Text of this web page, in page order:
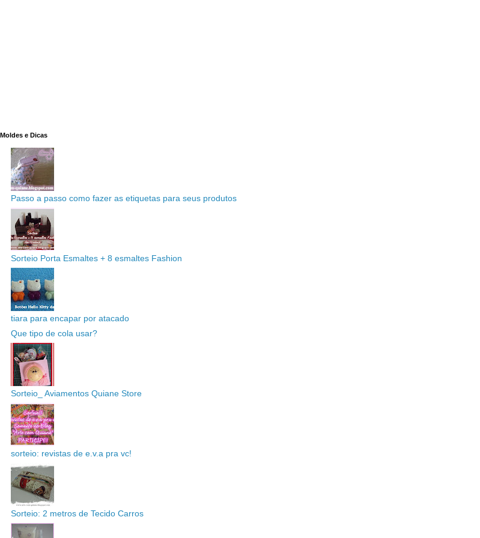
Moldes e Dicas
Passo a passo como fazer as etiquetas para seus produtos
Sorteio Porta Esmaltes + 8 esmaltes Fashion
tiara para encapar por atacado
Que tipo de cola usar?
Sorteio_ Aviamentos Quiane Store
sorteio: revistas de e.v.a pra vc!
Sorteio: 2 metros de Tecido Carros